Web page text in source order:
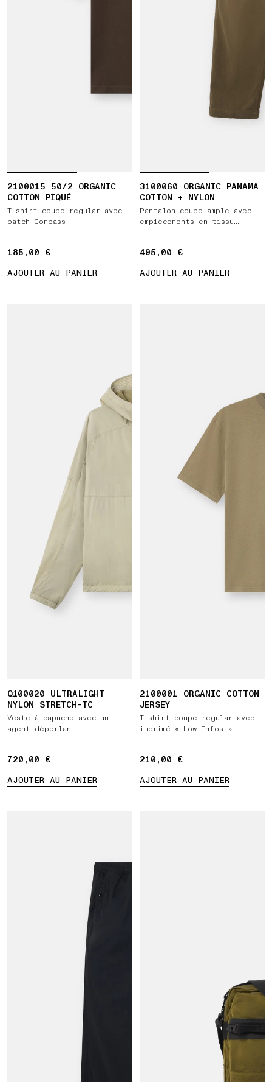
2100015 50/2 ORGANIC
COTTON PIQUÉ
T-shirt coupe regular avec
patch Compass
185,00 €
185,00 €
AJOUTER AU PANIER
3100060 ORGANIC PANAMA
COTTON + NYLON
Pantalon coupe ample avec
empiècements en tissu
495,00 €
495,00 €
AJOUTER AU PANIER
Q100020 ULTRALIGHT
NYLON STRETCH-TC
Veste à capuche avec un
agent déperlant
720,00 €
720,00 €
AJOUTER AU PANIER
2100001 ORGANIC COTTON
JERSEY
T-shirt coupe regular avec
imprimé « Low Infos »
210,00 €
210,00 €
AJOUTER AU PANIER